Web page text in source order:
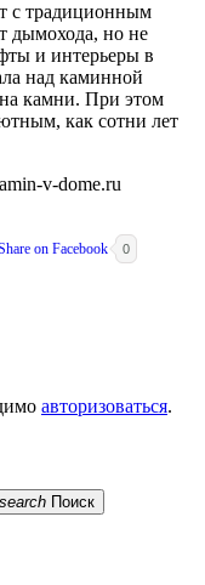
с традиционным
дымохода, но не
и интерьеры в
над каминной
на камни. При этом
как сотни лет
v-dome.ru
0
авторизоваться.
search Поиск